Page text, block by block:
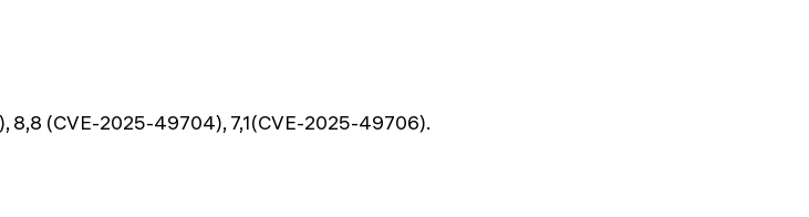
8,8 (CVE-2025-49704), 7,1(CVE-2025-49706).